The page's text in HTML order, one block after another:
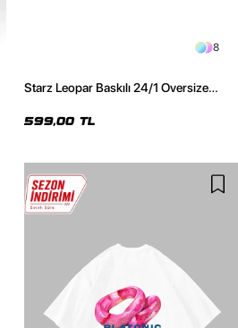
8
Starz Leopar Baskılı 24/1 Oversize
599,00 TL